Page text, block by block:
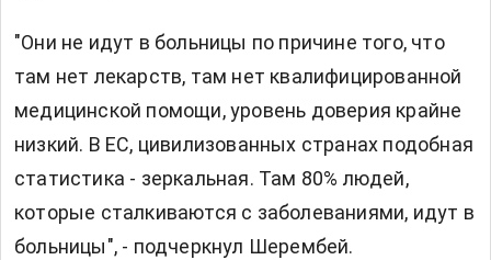
"Они не идут в больницы по причине того, что
там нет лекарств, там нет квалифицированной
медицинской помощи, уровень доверия крайне
низкий. В ЕС, цивилизованных странах подобная
статистика - зеркальная. Там 80% людей,
которые сталкиваются с заболеваниями, идут в
больницы", - подчеркнул Шерембей.